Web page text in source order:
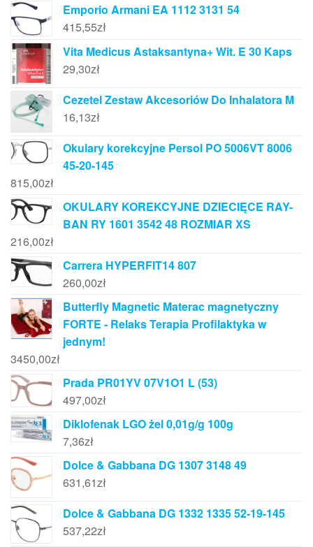
Emporio Armani EA 1112 3131 54
415,55zł
Vita Medicus Astaksantyna+ Wit. E 30 Kaps
29,30zł
Cezetel Zestaw Akcesoriów Do Inhalatora M
16,13zł
Okulary korekcyjne Persol PO 5006VT 8006
45-20-145
815,00zł
OKULARY KOREKCYJNE DZIECIĘCE RAY-
BAN RY 1601 3542 48 ROZMIAR XS
216,00zł
Carrera HYPERFIT14 807
260,00zł
Butterfly Magnetic Materac magnetyczny
FORTE - Relaks Terapia Profilaktyka w
jednym!
3450,00zł
Prada PR01YV 07V1O1 L (53)
497,00zł
Diklofenak LGO żel 0,01g/g 100g
7,36zł
Dolce & Gabbana DG 1307 3148 49
631,61zł
Dolce & Gabbana DG 1332 1335 52-19-145
537,22zł